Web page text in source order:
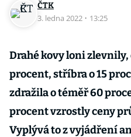
ČTK
3. ledna 2022 · 13:25
Drahé kovy loni zlevnily,
procent, stříbra o 15
zdražila o téměř 60
procent vzrostly ceny
Vyplývá to z vyjádření